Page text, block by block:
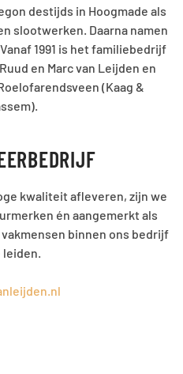
destijds in Hoogmade als
slootwerken. Daarna namen
1991 is het familiebedrijf
en Marc van Leijden en
(Kaag &
kwaliteit afleveren, zijn we
én aangemerkt als
binnen ons bedrijf
leiden.